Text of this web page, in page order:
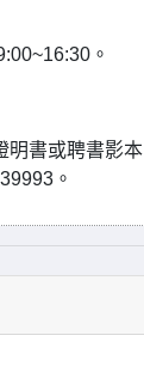
。
明書或聘書影本
。